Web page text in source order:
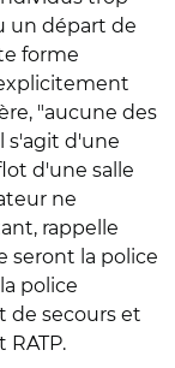
un départ de
forme
"aucune des
s'agit d'une
d'une salle
ne
rappelle
seront la police
police
de secours et
RATP.